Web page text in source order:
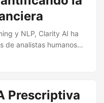
y NLP, Clarity AI ha
de analistas humanos
Descubre cómo
Prescriptiva